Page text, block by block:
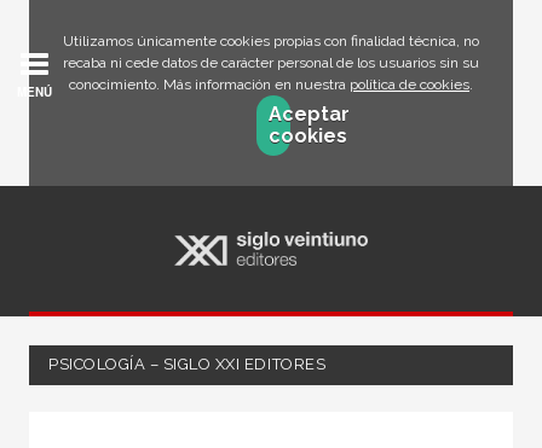
Utilizamos únicamente cookies propias con finalidad técnica, no
recaba ni cede datos de carácter personal de los usuarios sin su
conocimiento. Más información en nuestra política de cookies.
Aceptar
cookies
MENÚ
PSICOLOGÍA – SIGLO XXI EDITORES